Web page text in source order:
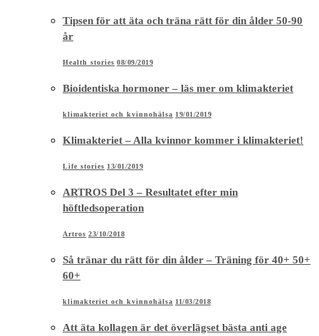
Tipsen för att äta och träna rätt för din ålder 50-90
år
Health stories 08/09/2019
Bioidentiska hormoner – läs mer om klimakteriet
klimakteriet och kvinnohälsa 19/01/2019
Klimakteriet – Alla kvinnor kommer i klimakteriet!
Life stories 13/01/2019
ARTROS Del 3 – Resultatet efter min
höftledsoperation
Artros 23/10/2018
Så tränar du rätt för din ålder – Träning för 40+ 50+
60+
klimakteriet och kvinnohälsa 11/03/2018
Att äta kollagen är det överlägset bästa anti age